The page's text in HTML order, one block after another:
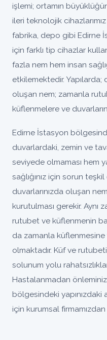
işlemi; ortamın
ileri teknolojik
fabrika, depo gibi Edirne
için farklı tip cihazlar
fazla nem hem insan
etkilemektedir.
oluşan nem; zamanla
küflenmelere ve
Edirne İstasyon
duvarlardaki, zemin ve
seviyede olmaması hem
sağlığınız için sorun
duvarlarınızda oluşan
kurutulması gerekir. Aynı
rutubet ve küflenmenin
da zamanla küflenmesine
olmaktadır. Küf ve
solunum yolu
Hastalanmadan
bölgesindeki
için kurumsal